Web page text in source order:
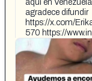
aquí en
agradece difundir
https://x.com/
570 https://